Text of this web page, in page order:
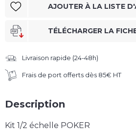
AJOUTER À LA LISTE
TÉLÉCHARGER LA
Livraison rapide (24-48h)
Frais de port offerts dès 85€ HT
Description
Kit 1/2 échelle POKER